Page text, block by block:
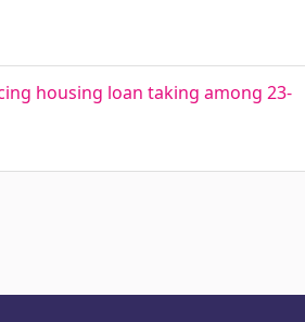
housing loan taking among 23-